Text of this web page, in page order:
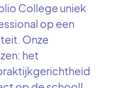
College uniek
op een
Onze
het